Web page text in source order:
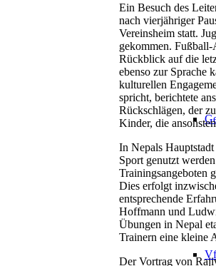
Ein Besuch des
nach vierjähriger
Vereinsheim statt.
gekommen.
Rückblick auf die
ebenso zur Sprache
kulturellen
spricht, berichtete
Rückschlägen, der
Kinder, die
In Nepals
Sport genutzt
Trainingsangeboten
Dies erfolgt
entsprechende
Hoffmann und
Übungen in Nepal
Trainern eine kleine
Der Vortrag von